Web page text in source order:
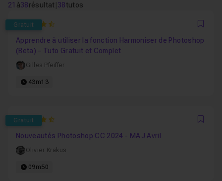
21 à38résultat 38tutos
Gratuit
4.9230769230769
Apprendre à utiliser la fonction Harmoniser de Photoshop
(Beta) – Tuto Gratuit et Complet
Gilles Pfeiffer
43m13
Gratuit
4.6666666666667
Nouveautés Photoshop CC 2024 - MAJ Avril
Olivier Krakus
09m50